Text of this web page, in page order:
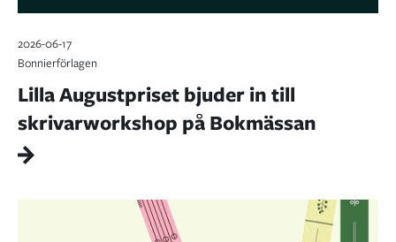
2026-06-17
Bonnierförlagen
Lilla Augustpriset bjuder in till
skrivarworkshop på Bokmässan